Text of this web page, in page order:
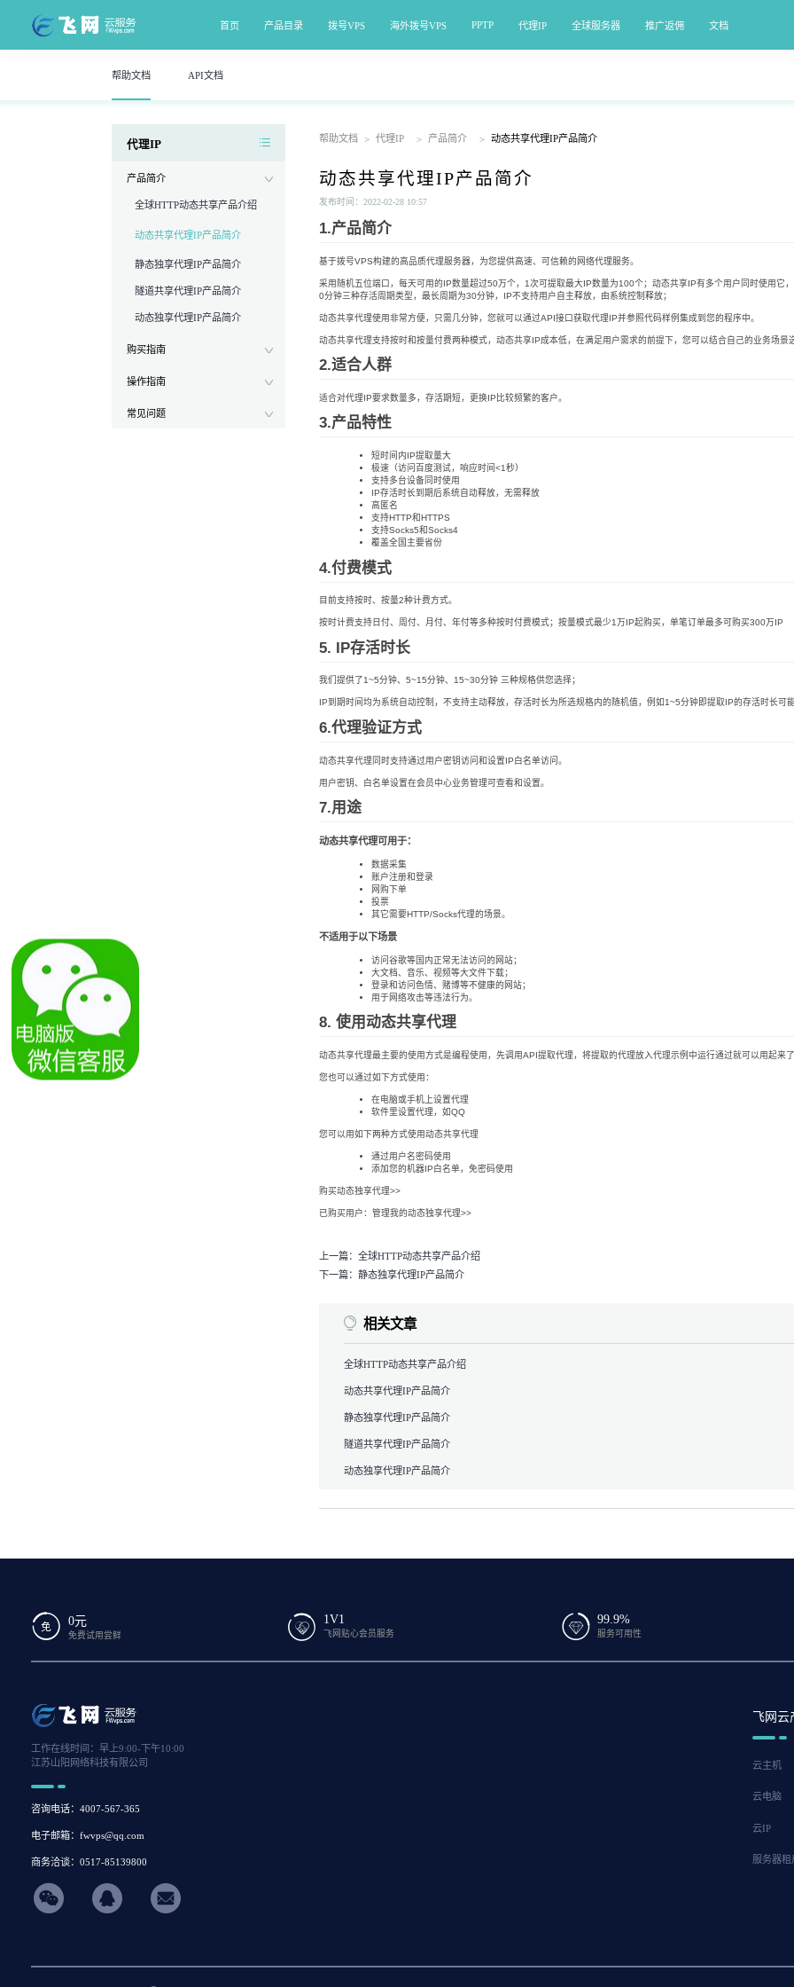
首页 产品目录 拨号VPS 海外拨号VPS PPTP 代理IP 全球服务器 推广返佣 文档
帮助文档 API文档
代理IP
产品简介
全球HTTP动态共享产品介绍
动态共享代理IP产品简介
静态独享代理IP产品简介
隧道共享代理IP产品简介
动态独享代理IP产品简介
购买指南
操作指南
常见问题
帮助文档 > 代理IP > 产品简介 > 动态共享代理IP产品简介
动态共享代理IP产品简介
发布时间：2022-02-28 10:57
1.产品简介
基于拨号VPS构建的高品质代理服务器，为您提供高速、可信赖的网络代理服务。
采用随机五位端口，每天可用的IP数量超过50万个，1次可提取最大IP数量为100个；动态共享IP有多个用户同时使用它
0分钟三种存活周期类型，最长周期为30分钟，IP不支持用户自主释放，由系统控制释放；
动态共享代理使用非常方便，只需几分钟，您就可以通过API接口获取代理IP并参照代码样例集成到您的程序中。
动态共享代理支持按时和按量付费两种模式，动态共享IP成本低，在满足用户需求的前提下，您可以结合自己的业务场景
2.适合人群
适合对代理IP要求数量多，存活期短，更换IP比较频繁的客户。
3.产品特性
短时间内IP提取量大
极速（访问百度测试，响应时间<1秒）
支持多台设备同时使用
IP存活时长到期后系统自动释放，无需释放
高匿名
支持HTTP和HTTPS
支持Socks5和Socks4
覆盖全国主要省份
4.付费模式
目前支持按时、按量2种计费方式。
按时计费支持日付、周付、月付、年付等多种按时付费模式；按量模式最少1万IP起购买，单笔订单最多可购买300万IP
5. IP存活时长
我们提供了1~5分钟、5~15分钟、15~30分钟 三种规格供您选择；
IP到期时间均为系统自动控制，不支持主动释放，存活时长为所选规格内的随机值，例如1~5分钟即提取IP的存活时长可
6.代理验证方式
动态共享代理同时支持通过用户密钥访问和设置IP白名单访问。
用户密钥、白名单设置在会员中心业务管理可查看和设置。
7.用途
动态共享代理可用于：
数据采集
账户注册和登录
网购下单
投票
其它需要HTTP/Socks代理的场景。
不适用于以下场景
访问谷歌等国内正常无法访问的网站；
大文档、音乐、视频等大文件下载；
登录和访问色情、赌博等不健康的网站；
用于网络攻击等违法行为。
8. 使用动态共享代理
动态共享代理最主要的使用方式是编程使用，先调用API提取代理，将提取的代理放入代理示例中运行通过就可以用起来
您也可以通过如下方式使用：
在电脑或手机上设置代理
软件里设置代理，如QQ
您可以用如下两种方式使用动态共享代理
通过用户名密码使用
添加您的机器IP白名单，免密码使用
购买动态独享代理>>
已购买用户：管理我的动态独享代理>>
上一篇： 全球HTTP动态共享产品介绍
下一篇： 静态独享代理IP产品简介
相关文章
全球HTTP动态共享产品介绍
动态共享代理IP产品简介
静态独享代理IP产品简介
隧道共享代理IP产品简介
动态独享代理IP产品简介
0元
免费试用尝鲜
1V1
飞网贴心会员服务
99.9%
服务可用性
工作在线时间：早上9:00-下午10:00
江苏山阳网络科技有限公司
咨询电话：4007-567-365
电子邮箱：fwvps@qq.com
商务洽谈：0517-85139800
hicon34
飞网云
云主机
云电脑
云IP
服务器租